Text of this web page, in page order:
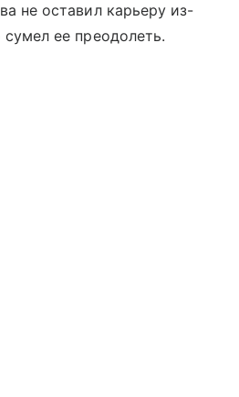
не оставил карьеру из-
сумел ее преодолеть.